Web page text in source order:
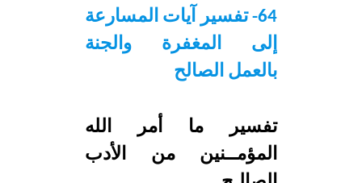
e
64- تفسير آيات المسارعة
إلى المغفرة والجنة
بالعمل الصالح
تفسير ما أمر الله
المؤمــنين من الأدب